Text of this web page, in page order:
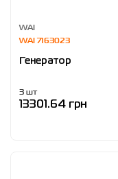
WAI
WAI 7163023
Генератор
3 шт
13301.64 грн